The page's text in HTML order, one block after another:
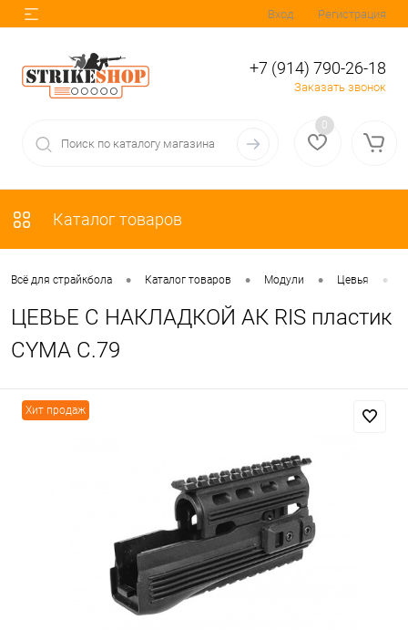
Вход Регистрация
+7 (914) 790-26-18
Заказать звонок
0
Каталог товаров
Всё для страйкбола • Каталог товаров • Модули • Цевья •
ЦЕВЬЕ С НАКЛАДКОЙ АК RIS пластик
CYMA C.79
Хит продаж